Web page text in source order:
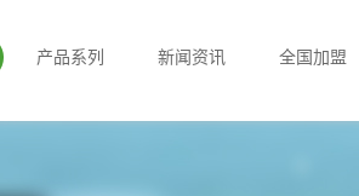
产品系列 新闻资讯 全国加盟